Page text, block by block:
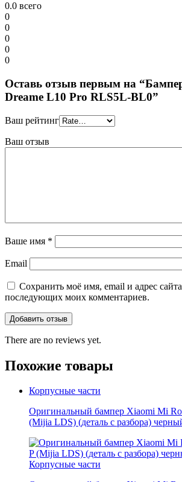
0.0 всего
0
0
0
0
0
Оставь отзыв первым на
Dreame L10 Pro RLS5L-BL0”
Ваш рейтинг
Ваш отзыв
Ваше имя *
Email
Сохранить моё имя, email и адрес
последующих моих комментариев.
There are no reviews yet.
Похожие товары
Корпусные части
Оригинальный бампер Xiaomi Mi
(Mijia LDS) (деталь с разбора)
Корпусные части